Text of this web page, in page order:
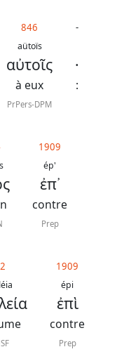
846
aütoïs
αὐτοῖς
à eux
PrPers-DPM
-
·
:
1909
ép'
ἐπ᾿
contre
Prep
1909
épi
ἐπὶ
contre
Prep